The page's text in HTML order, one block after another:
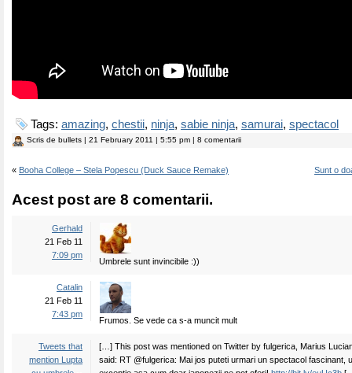
Tags: amazing, chestii, ninja, sabie ninja, samurai, spectacol
Scris de bullets | 21 February 2011 | 5:55 pm | 8 comentarii
« Booha College – Stela Popescu (Duck Sauce Remake) Sunt o
Acest post are 8 comentarii.
Gerhald
21 Feb 11
7:09 pm
Umbrele sunt invincibile :))
Catalin
21 Feb 11
7:43 pm
Frumos. Se vede ca s-a muncit mult
Tweets that
mention Lupta
[…] This post was mentioned on Twitter by fulgerica, Marius
said: RT @fulgerica: Mai jos puteti urmari un spectacol fascinant,